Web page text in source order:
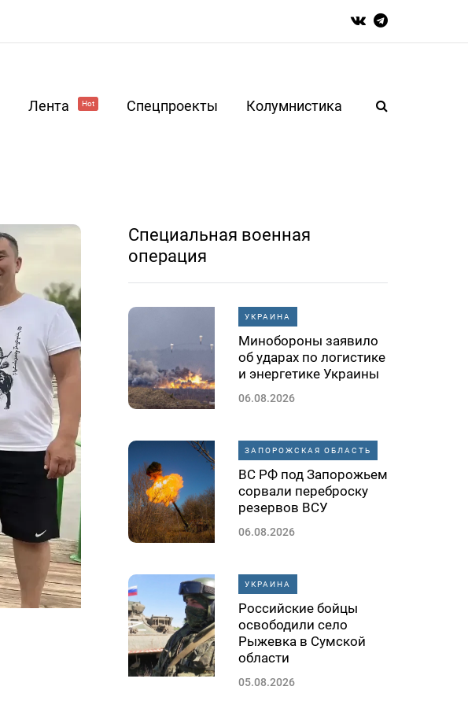
Лента Hot Спецпроекты Колумнистика
Специальная военная
операция
УКРАИНА
Минобороны заявило
об ударах по логистике
и энергетике Украины
06.08.2026
ЗАПОРОЖСКАЯ ОБЛАСТЬ
ВС РФ под Запорожьем
сорвали переброску
резервов ВСУ
06.08.2026
УКРАИНА
Российские бойцы
освободили село
Рыжевка в Сумской
области
05.08.2026